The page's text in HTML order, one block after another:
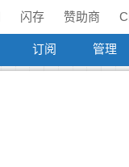
闪存 赞助商
订阅 管理